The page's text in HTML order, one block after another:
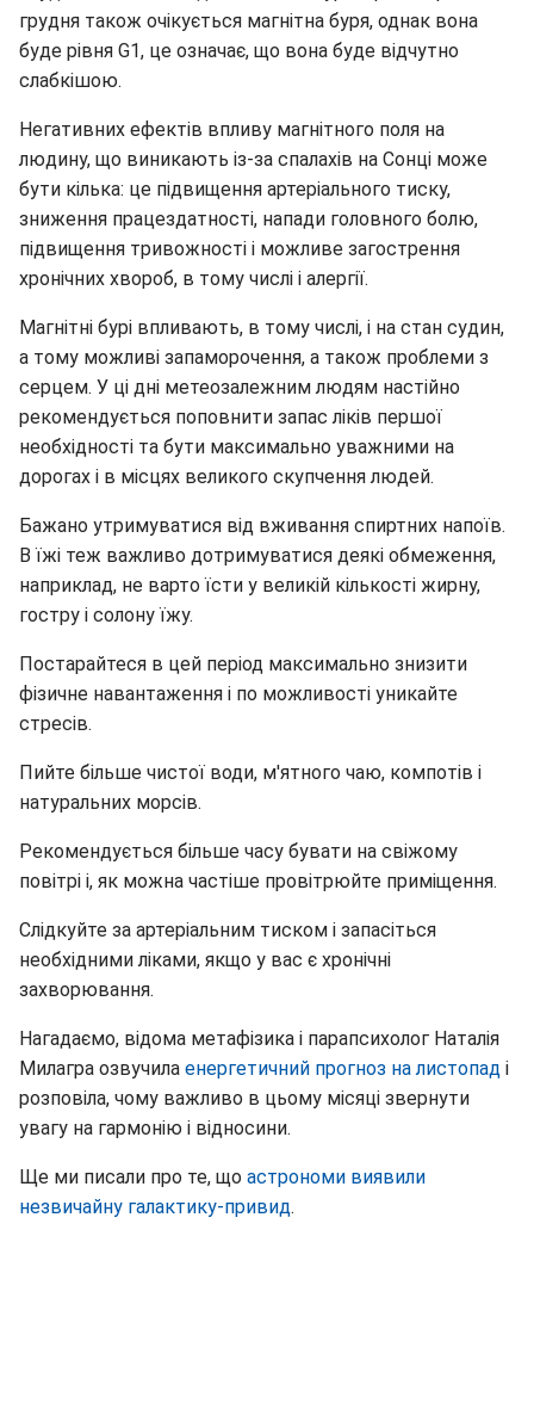
грудня також очікується магнітна буря, однак вона
буде рівня G1, це означає, що вона буде відчутно
слабкішою.
Негативних ефектів впливу магнітного поля на
людину, що виникають із-за спалахів на Сонці може
бути кілька: це підвищення артеріального тиску,
зниження працездатності, напади головного болю,
підвищення тривожності і можливе загострення
хронічних хвороб, в тому числі і алергії.
Магнітні бурі впливають, в тому числі, і на стан судин,
а тому можливі запаморочення, а також проблеми з
серцем. У ці дні метеозалежним людям настійно
рекомендується поповнити запас ліків першої
необхідності та бути максимально уважними на
дорогах і в місцях великого скупчення людей.
Бажано утримуватися від вживання спиртних напоїв.
В їжі теж важливо дотримуватися деякі обмеження,
наприклад, не варто їсти у великій кількості жирну,
гостру і солону їжу.
Постарайтеся в цей період максимально знизити
фізичне навантаження і по можливості уникайте
стресів.
Пийте більше чистої води, м'ятного чаю, компотів і
натуральних морсів.
Рекомендується більше часу бувати на свіжому
повітрі і, як можна частіше провітрюйте приміщення.
Слідкуйте за артеріальним тиском і запасіться
необхідними ліками, якщо у вас є хронічні
захворювання.
Нагадаємо, відома метафізика і парапсихолог Наталія
Милагра озвучила енергетичний прогноз на листопад і
розповіла, чому важливо в цьому місяці звернути
увагу на гармонію і відносини.
Ще ми писали про те, що астрономи виявили
незвичайну галактику-привид.